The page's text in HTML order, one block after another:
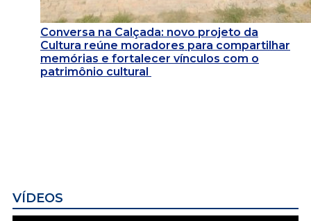
Conversa na Calçada: novo projeto da
Cultura reúne moradores para compartilhar
memórias e fortalecer vínculos com o
patrimônio cultural
VÍDEOS